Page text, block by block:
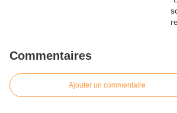
Commentaires
Ajouter un commentaire